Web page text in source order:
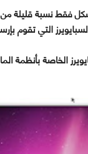
فقط نسبة قليلة
التي تقوم
الخاصة بأنظمة